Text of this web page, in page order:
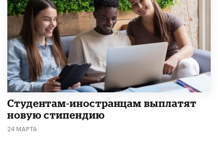
Студентам-иностранцам выплатят
новую стипендию
24 МАРТА